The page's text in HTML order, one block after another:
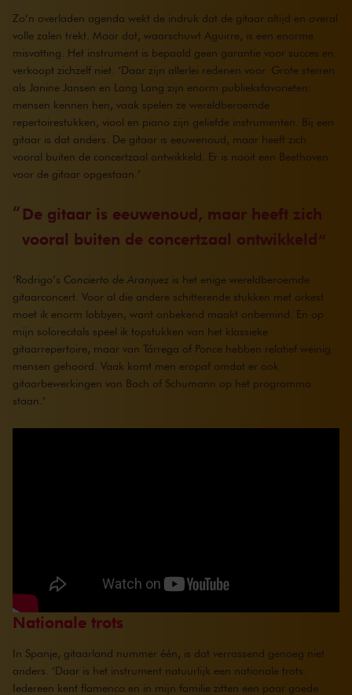
Zo’n overladen agenda wekt de indruk dat de gitaar altijd en overal
volle zalen trekt. Maar dat, waarschuwt Aguirre, is een enorme
misvatting. Het instrument is bepaald geen garantie voor succes en
verkoopt zichzelf niet. ‘Daar zijn allerlei redenen voor. Grote sterren
als Janine Jansen en Lang Lang zijn enorm publieksfavorieten:
mensen kennen hen, vaak spelen ze wereldberoemde
repertoirestukken, viool en piano zijn geliefde instrumenten. Bij een
gitaar is dat anders. De gitaar is eeuwenoud, maar heeft zich
vooral buiten de concertzaal ontwikkeld. Er is nooit een Beethoven
voor de gitaar opgestaan.’
De gitaar is eeuwenoud, maar heeft zich
vooral buiten de concertzaal ontwikkeld
‘Rodrigo’s Concierto de Aranjuez is het enige wereldberoemde
gitaarconcert. Voor al die andere schitterende stukken met orkest
moet ik enorm lobbyen, want onbekend maakt onbemind. En op
mijn solorecitals speel ik topstukken van het klassieke
gitaarrepertoire, maar van Tárrega of Ponce hebben relatief weinig
mensen gehoord. Vaak komt men eropaf omdat er ook
gitaarbewerkingen van Bach of Schumann op het programma
staan.’
Nationale trots
In Spanje, gitaarland nummer één, is dat verrassend genoeg niet
anders. ‘Daar is het instrument natuurlijk een nationale trots.
Iedereen kent flamenco en in mijn familie zitten een paar goede